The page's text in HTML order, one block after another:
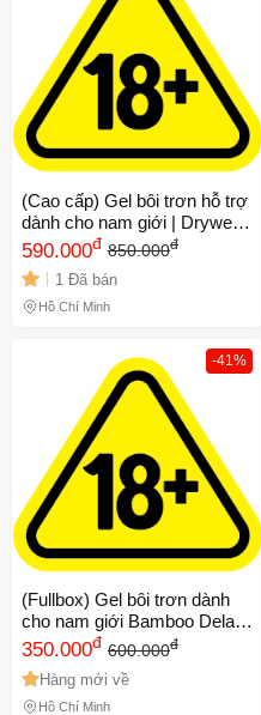
(Cao cấp) Gel bôi trơn hỗ trợ
dành cho nam giới | Drywell
Delay Spray | Nhật Bản |
15ml | Chính hãng
590.000đ 850.000đ
1 Đã bán
Hồ Chí Minh
-41%
(Fullbox) Gel bôi trơn dành
cho nam giới Bamboo Delay
12ml Chính hãng 725629
350.000đ 600.000đ
Hàng mới về
Hồ Chí Minh